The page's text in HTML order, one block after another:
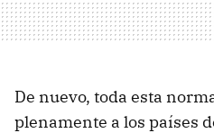
De nuevo, toda esta
plenamente a los países